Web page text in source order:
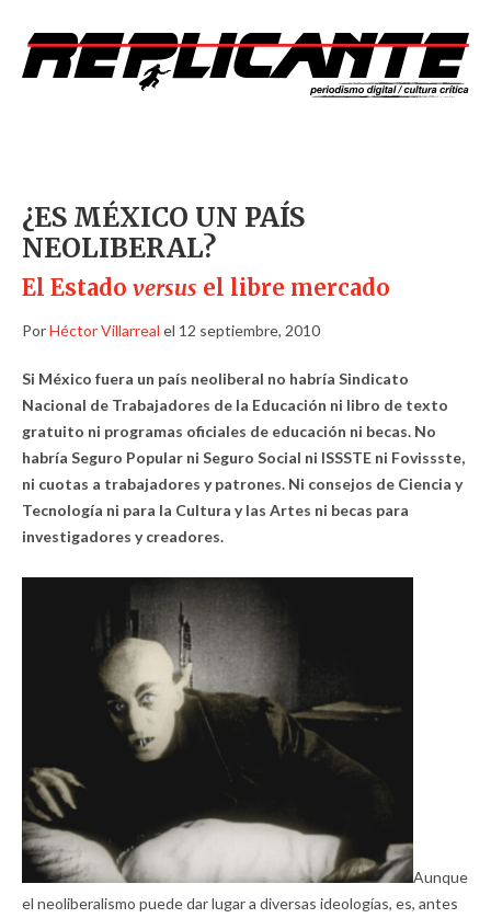
¿ES MÉXICO UN PAÍS
NEOLIBERAL?
El Estado versus el libre mercado
PorHéctor Villarreal el 12 septiembre, 2010
Si México fuera un país neoliberal no habría Sindicato
Nacional de Trabajadores de la Educación ni libro de texto
gratuito ni programas oficiales de educación ni becas. No
habría Seguro Popular ni Seguro Social ni ISSSTE ni Fovissste,
ni cuotas a trabajadores y patrones. Ni consejos de Ciencia y
Tecnología ni para la Cultura y las Artes ni becas para
investigadores y creadores.
Aunque
el neoliberalismo puede dar lugar a diversas ideologías, es, antes